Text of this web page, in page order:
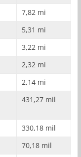
7,82 mi
5,31 mi
3,22 mi
2,32 mi
2,14 mi
431,27 mil
330,18 mil
70,18 mil